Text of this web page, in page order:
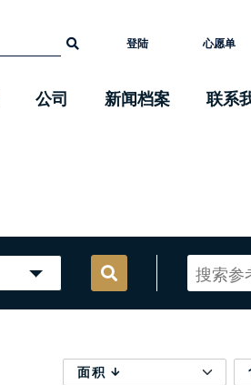
登陆 心愿单
公司 新闻档案 联系
面积